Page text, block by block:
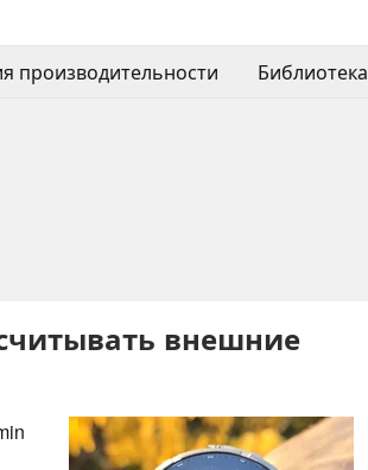
производительности Библиотека
внешние